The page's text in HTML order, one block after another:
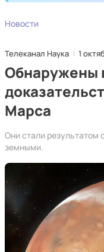
Новости
Телеканал Наука 1
Обнаружены
Марса
Они стали результатом
земными.